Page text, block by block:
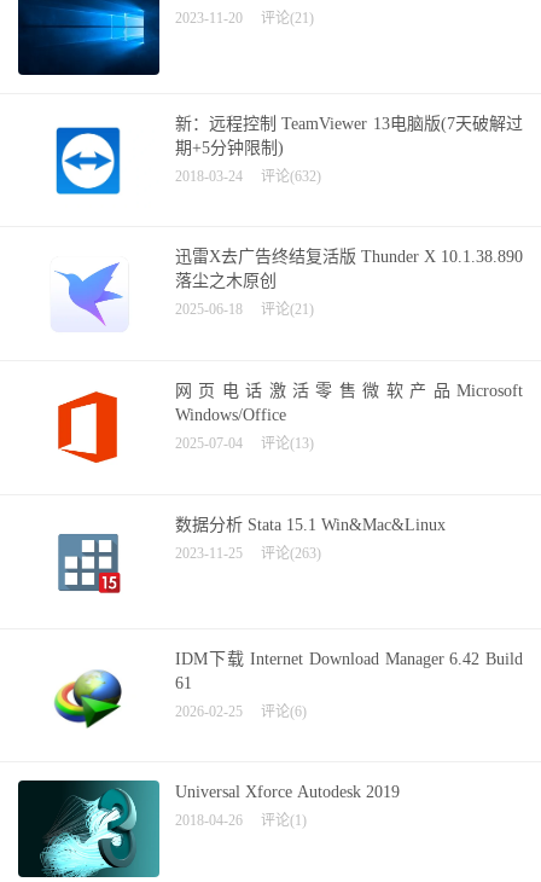
2023-11-20 评论(21)
新：远程控制 TeamViewer 13电脑版(7天破解过
期+5分钟限制)
2018-03-24 评论(632)
迅雷X去广告终结复活版 Thunder X 10.1.38.890
落尘之木原创
2025-06-18 评论(21)
网页电话激活零售微软产品Microsoft
Windows/Office
2025-07-04 评论(13)
数据分析 Stata 15.1 Win&Mac&Linux
2023-11-25 评论(263)
IDM下载 Internet Download Manager 6.42 Build
61
2026-02-25 评论(6)
Universal Xforce Autodesk 2019
2018-04-26 评论(1)